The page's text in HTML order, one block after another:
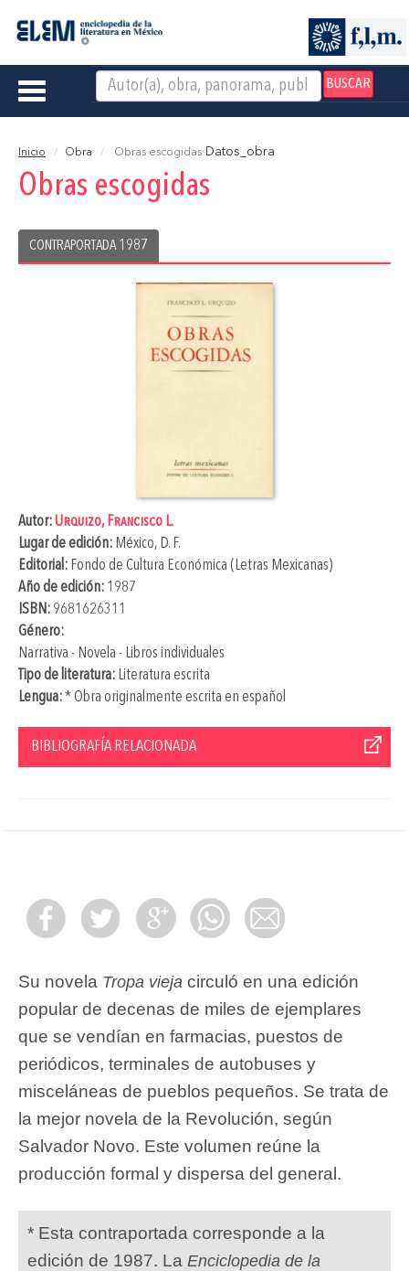
BUSCAR
Toggle
Inicio Obra Obras escogidas Datos_obra
Obras escogidas
CONTRAPORTADA 1987
Autor:Urquizo, Francisco L.
Lugar de edición: México, D. F.
Editorial: Fondo de Cultura Económica (Letras Mexicanas)
Año de edición: 1987
ISBN: 9681626311
Género:
Narrativa - Novela - Libros individuales
Tipo de literatura: Literatura escrita
Lengua:* Obra originalmente escrita en español
BIBLIOGRAFÍA RELACIONADA
Su novela Tropa vieja circuló en una edición
popular de decenas de miles de ejemplares
que se vendían en farmacias, puestos de
periódicos, terminales de autobuses y
misceláneas de pueblos pequeños. Se trata de
la mejor novela de la Revolución, según
Salvador Novo. Este volumen reúne la
producción formal y dispersa del general.
* Esta contraportada corresponde a la
edición de 1987. La Enciclopedia de la